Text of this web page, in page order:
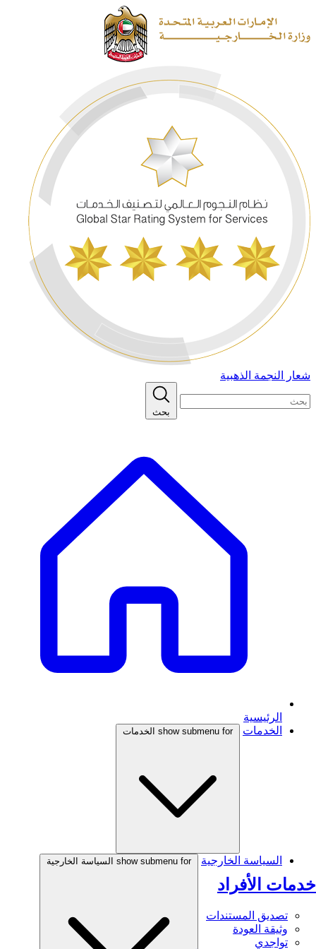
شعار النجمة الذهبية
بحث
الرئيسية
الخدمات
show submenu for الخدمات
خدمات الأفراد
تصديق المستندات
وثيقة العودة
تواجدي
السياسة الخارجية show submenu for السياسة الخارجية